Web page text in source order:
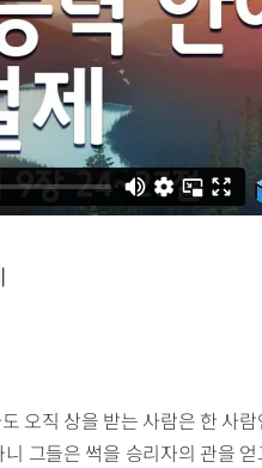
오직 상을 받는 사람은 한 사
그들은 썩을 승리자의 관을